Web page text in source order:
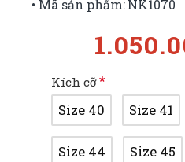
• Mã sản phẩm:NK1070
Kích cỡ
Size 40 Size 41
Size 44 Size 45